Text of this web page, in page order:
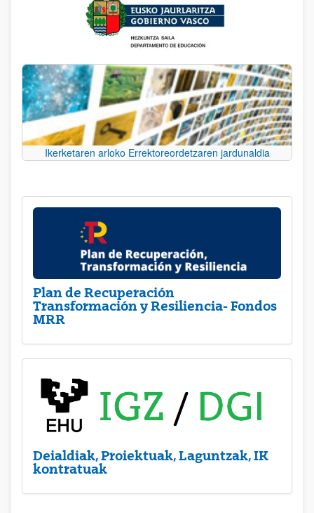
Ikerketaren arloko Errektoreordetzaren jardunaldia
Plan de Recuperación
Transformación y Resiliencia- Fondos
MRR
Deialdiak, Proiektuak, Laguntzak, IK
kontratuak